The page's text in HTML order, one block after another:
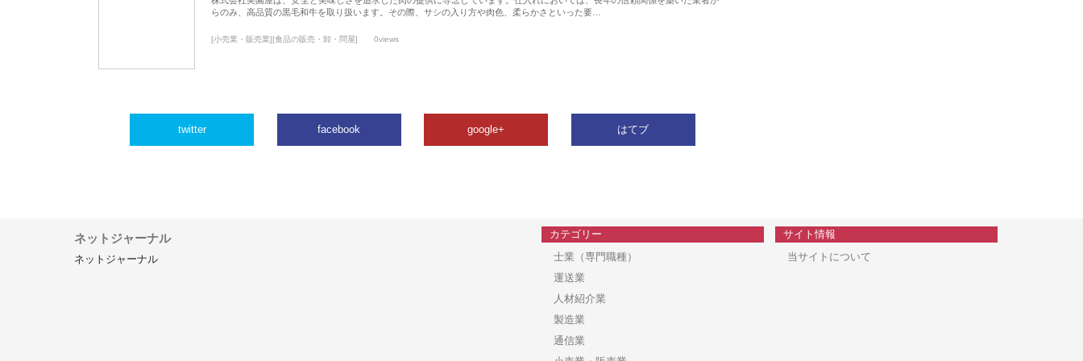
らのみ、高品質の黒毛和牛を取り扱います。その際、サシの入り方や肉色、柔らかさといった要…
[小売業・販売業][食品の販売・卸・問屋] 0views
twitter facebook google+ はてブ
ネットジャーナル
ネットジャーナル
カテゴリー
士業（専門職種）
運送業
人材紹介業
製造業
通信業
サイト情報
当サイトについて